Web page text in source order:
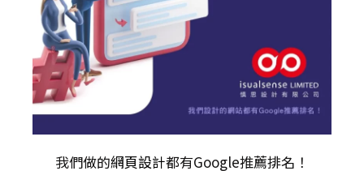
我們做的網頁設計都有Google推薦排名！